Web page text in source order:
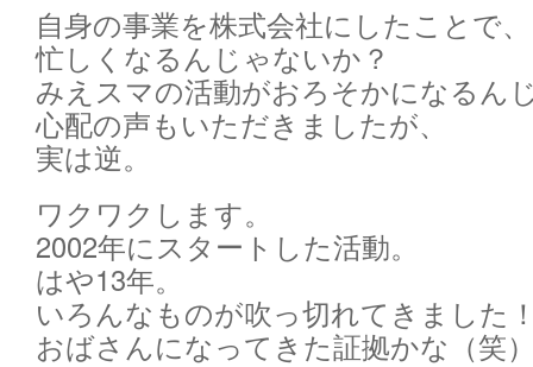
自身の事業を株式会社にしたことで、
忙しくなるんじゃないか？
みえスマの活動がおろそかになるん
心配の声もいただきましたが、
実は逆。
ワクワクします。
2002年にスタートした活動。
はや13年。
いろんなものが吹っ切れてきました
おばさんになってきた証拠かな（笑